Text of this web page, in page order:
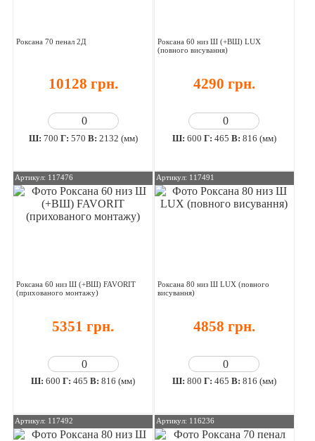
Роксана 70 пенал 2Д
10128 грн.
Ш: 700 Г: 570 В: 2132 (мм)
Роксана 60 низ Ш (+ВШ) LUX
(повного висування)
4290 грн.
Ш: 600 Г: 465 В: 816 (мм)
Артикул: 117476
Роксана 60 низ Ш (+ВШ) FAVORIT
(прихованого монтажу)
5351 грн.
Ш:600 Г:465 В:816 (мм)
Артикул: 117491
Роксана 80 низ Ш LUX (повного
висування)
4858 грн.
Ш: 800 Г: 465 В: 816 (мм)
Артикул: 117492 Артикул: 116236